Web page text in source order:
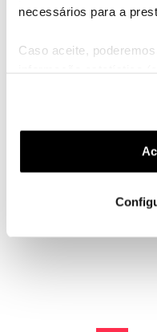
necessários para a
Caso aceite,
funcionalidades
funcionalidade) e
(cookies de publicidade